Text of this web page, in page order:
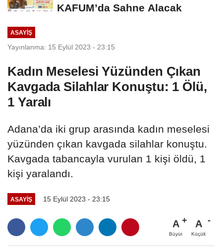
KAFUM’da Sahne Alacak
ASAYİŞ
Yayınlanma: 15 Eylül 2023 - 23:15
Kadın Meselesi Yüzünden Çıkan
Kavgada Silahlar Konuştu: 1 Ölü,
1 Yaralı
Adana’da iki grup arasında kadın meselesi
yüzünden çıkan kavgada silahlar konuştu.
Kavgada tabancayla vurulan 1 kişi öldü, 1
kişi yaralandı.
ASAYİŞ 15 Eylül 2023 - 23:15
A
Büyüt
A
Küçült